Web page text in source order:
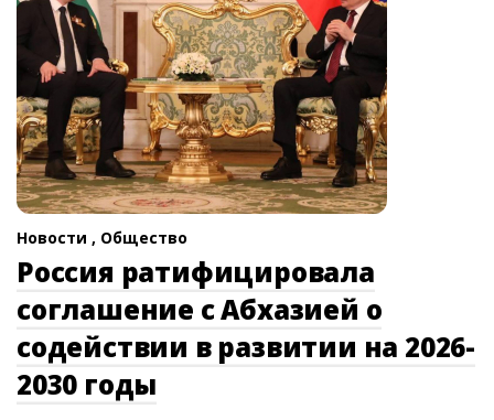
Новости , Общество
Россия ратифицировала
соглашение с Абхазией о
содействии в развитии на 2026-
2030 годы